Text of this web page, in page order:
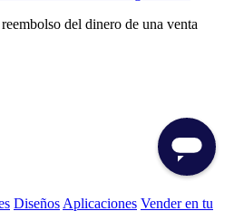
del dinero de una venta
Diseños Aplicaciones Vender en tu